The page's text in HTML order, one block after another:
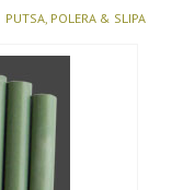
PUTSA, POLERA & SLIPA